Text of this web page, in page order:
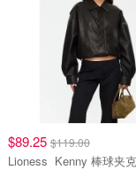
$89.25 $119.00
Lioness Kenny 棒球夹克